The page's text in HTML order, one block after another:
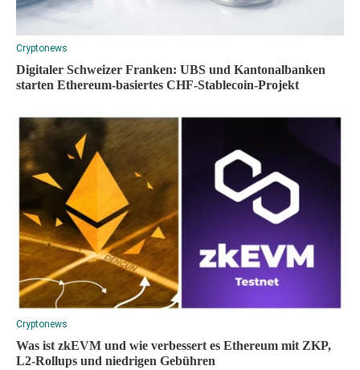
Cryptonews
Digitaler Schweizer Franken: UBS und Kantonalbanken
starten Ethereum-basiertes CHF-Stablecoin-Projekt
Cryptonews
Was ist zkEVM und wie verbessert es Ethereum mit ZKP,
L2-Rollups und niedrigen Gebühren